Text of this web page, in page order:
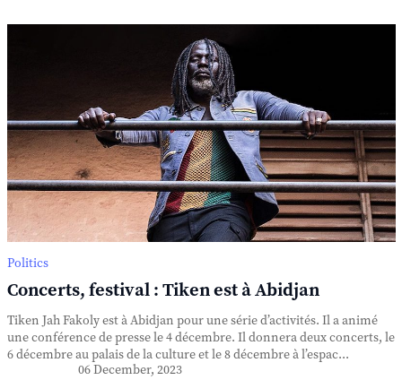
Politics
Concerts, festival : Tiken est à Abidjan
Tiken Jah Fakoly est à Abidjan pour une série d’activités. Il a animé
une conférence de presse le 4 décembre. Il donnera deux concerts, le
6 décembre au palais de la culture et le 8 décembre à l’espac...
06 December, 2023